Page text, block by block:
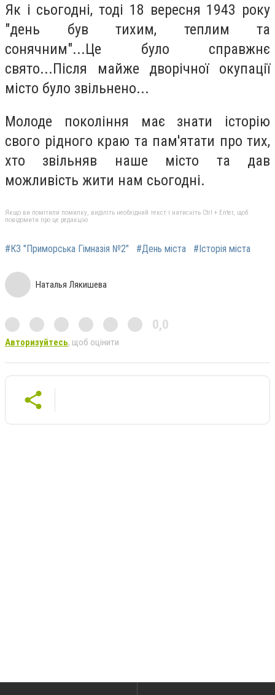
Як і сьогодні, тоді 18 вересня 1943 року
"день був тихим, теплим та
сонячним"...Це було справжнє
свято...Після майже дворічної окупації
місто було звільнено...
Молоде покоління має знати історію
свого рідного краю та пам'ятати про тих,
хто звільняв наше місто та дав
можливість жити нам сьогодні.
Якщо ви помітили помилку, виділіть необхідний текст і натисніть Ctrl + Enter, щоб
повідомити про це редакцію
#КЗ "Приморська Гімназія №2" #День міста #Історія міста
Наталья Лякишева
0,0
Авторизуйтесь, щоб оцінити